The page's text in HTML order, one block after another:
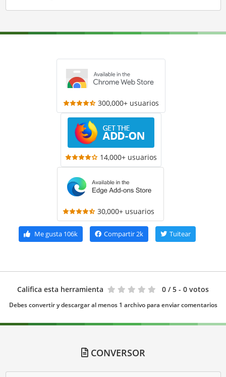
300,000+ usuarios
14,000+ usuarios
30,000+ usuarios
Me gusta106k Compartir2k Tuitear
Califica esta herramienta 0 / 5 - 0 votos
Debes convertir y descargar al menos 1 archivo para enviar comentarios
CONVERSOR